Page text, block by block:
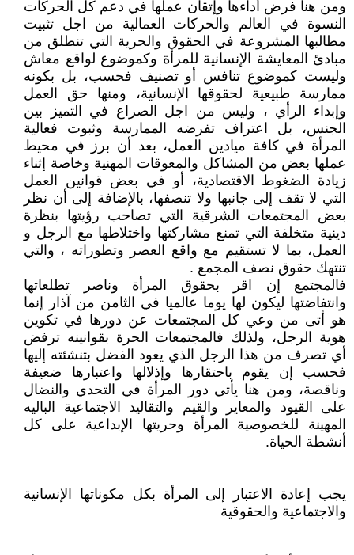
ومن هنا فرض أداءها وإتقان عملها في دعم كل الحركات
النسوة في العالم والحركات العمالية من اجل تثبيت
مطالبها المشروعة في الحقوق والحرية التي تنطلق من
مبادئ المعايشة الإنسانية للمرأة وكموضوع لواقع معاش
وليست كموضوع تنافس أو تصنيف فحسب، بل بكونه
ممارسة طبيعية لحقوقها الإنسانية، ومنها حق العمل
وإبداء الرأي ، وليس من اجل الصراع في التميز بين
الجنس، بل اعتراف تفرضه الممارسة وثبوت فعالية
المرأة في كافة ميادين العمل، بعد أن برز في محيط
عملها بعض من المشاكل والمعوقات المهنية وخاصة إثناء
زيادة الضغوط الاقتصادية، أو في بعض قوانين العمل
التي لا تقف إلى جانبها ولا تنصفها، بالإضافة إلى أن نظر
بعض المجتمعات الشرقية التي تصاحب رؤيتها بنظرة
دينية متخلفة التي تمنع مشاركتها واختلاطها مع الرجل و
العمل، بما لا تستقيم مع واقع العصر وتطوراته ، والتي
تنتهك حقوق نصف المجمع .
فالمجتمع إن اقر بحقوق المرأة وناصر تطلعاتها
وانتفاضتها ليكون لها يوما عالميا في الثامن من آذار إنما
هو أتى من وعي كل المجتمعات عن دورها في تكوين
هوية الرجل، ولذلك فالمجتمعات الحرة بقوانينه ترفض
أي تصرف من هذا الرجل الذي يعود الفضل بتنشئته إليها
فحسب إن يقوم باحتقارها وإذلالها واعتبارها ضعيفة
وناقصة، ومن هنا يأتي دور المرأة في التحدي والنضال
على القيود والمعاير والقيم والتقاليد الاجتماعية الباليه
المهينة للخصوصية المرأة وحريتها الإبداعية على كل
أنشطة الحياة.
يجب إعادة الاعتبار إلى المرأة بكل مكوناتها الإنسانية
والاجتماعية والحقوقية